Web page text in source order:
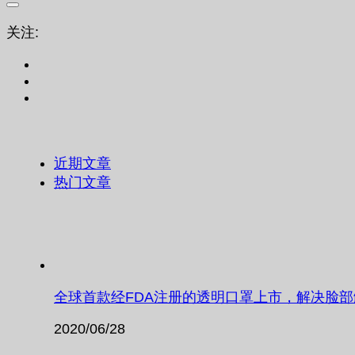
关注:
近期文章
热门文章
全球首款经FDA注册的透明口罩上市，解决脸
2020/06/28